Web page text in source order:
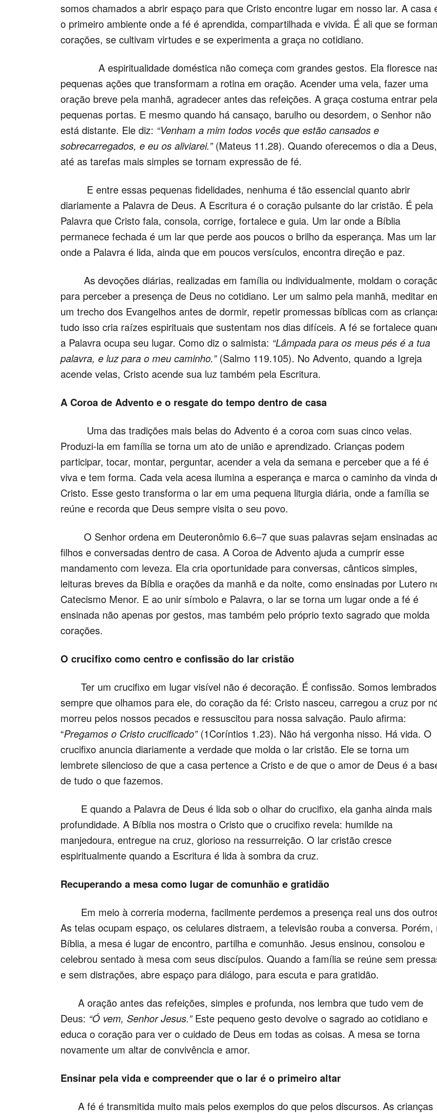
somos chamados a abrir espaço para que Cristo encontre lugar em nosso lar. A casa
o primeiro ambiente onde a fé é aprendida, compartilhada e vivida. É ali que se
corações, se cultivam virtudes e se experimenta a graça no cotidiano.
A espiritualidade doméstica não começa com grandes gestos. Ela floresce
pequenas ações que transformam a rotina em oração. Acender uma vela, fazer uma
oração breve pela manhã, agradecer antes das refeições. A graça costuma entrar
pequenas portas. E mesmo quando há cansaço, barulho ou desordem, o Senhor não
está distante. Ele diz: “Venham a mim todos vocês que estão cansados e
sobrecarregados, e eu os aliviarei.”(Mateus 11.28). Quando oferecemos o dia a Deus,
até as tarefas mais simples se tornam expressão de fé.
E entre essas pequenas fidelidades, nenhuma é tão essencial quanto abrir
diariamente a Palavra de Deus. A Escritura é o coração pulsante do lar cristão. É pela
Palavra que Cristo fala, consola, corrige, fortalece e guia. Um lar onde a Bíblia
permanece fechada é um lar que perde aos poucos o brilho da esperança. Mas um lar
onde a Palavra é lida, ainda que em poucos versículos, encontra direção e paz.
As devoções diárias, realizadas em família ou individualmente, moldam o
para perceber a presença de Deus no cotidiano. Ler um salmo pela manhã, meditar
um trecho dos Evangelhos antes de dormir, repetir promessas bíblicas com as
tudo isso cria raízes espirituais que sustentam nos dias difíceis. A fé se fortalece
a Palavra ocupa seu lugar. Como diz o salmista: “Lâmpada para os meus pés é a tua
palavra, e luz para o meu caminho.”(Salmo 119.105). No Advento, quando a Igreja
acende velas, Cristo acende sua luz também pela Escritura.
A Coroa de Advento e o resgate do tempo dentro de casa
Uma das tradições mais belas do Advento é a coroa com suas cinco velas.
Produzi-la em família se torna um ato de união e aprendizado. Crianças podem
participar, tocar, montar, perguntar, acender a vela da semana e perceber que a fé é
viva e tem forma. Cada vela acesa ilumina a esperança e marca o caminho da vinda
Cristo. Esse gesto transforma o lar em uma pequena liturgia diária, onde a família se
reúne e recorda que Deus sempre visita o seu povo.
O Senhor ordena em Deuteronômio 6.6–7 que suas palavras sejam ensinadas
filhos e conversadas dentro de casa. A Coroa de Advento ajuda a cumprir esse
mandamento com leveza. Ela cria oportunidade para conversas, cânticos simples,
leituras breves da Bíblia e orações da manhã e da noite, como ensinadas por Lutero
Catecismo Menor. E ao unir símbolo e Palavra, o lar se torna um lugar onde a fé é
ensinada não apenas por gestos, mas também pelo próprio texto sagrado que molda
corações.
O crucifixo como centro e confissão do lar cristão
Ter um crucifixo em lugar visível não é decoração. É confissão. Somos
sempre que olhamos para ele, do coração da fé: Cristo nasceu, carregou a cruz por
morreu pelos nossos pecados e ressuscitou para nossa salvação. Paulo afirma:
“Pregamos o Cristo crucificado”(1Coríntios 1.23). Não há vergonha nisso. Há vida. O
crucifixo anuncia diariamente a verdade que molda o lar cristão. Ele se torna um
lembrete silencioso de que a casa pertence a Cristo e de que o amor de Deus é a
de tudo o que fazemos.
E quando a Palavra de Deus é lida sob o olhar do crucifixo, ela ganha ainda mais
profundidade. A Bíblia nos mostra o Cristo que o crucifixo revela: humilde na
manjedoura, entregue na cruz, glorioso na ressurreição. O lar cristão cresce
espiritualmente quando a Escritura é lida à sombra da cruz.
Recuperando a mesa como lugar de comunhão e gratidão
Em meio à correria moderna, facilmente perdemos a presença real uns dos
As telas ocupam espaço, os celulares distraem, a televisão rouba a conversa. Porém,
Bíblia, a mesa é lugar de encontro, partilha e comunhão. Jesus ensinou, consolou e
celebrou sentado à mesa com seus discípulos. Quando a família se reúne sem
e sem distrações, abre espaço para diálogo, para escuta e para gratidão.
A oração antes das refeições, simples e profunda, nos lembra que tudo vem de
Deus: “Ó vem, Senhor Jesus.”Este pequeno gesto devolve o sagrado ao cotidiano e
educa o coração para ver o cuidado de Deus em todas as coisas. A mesa se torna
novamente um altar de convivência e amor.
Ensinar pela vida e compreender que o lar é o primeiro altar
A fé é transmitida muito mais pelos exemplos do que pelos discursos. As crianças